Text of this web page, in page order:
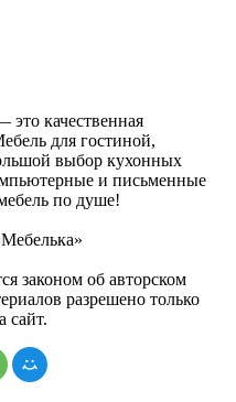
качественная
для гостиной,
выбор кухонных
и письменные
по душе!
законом об авторском
разрешено только
сайт.